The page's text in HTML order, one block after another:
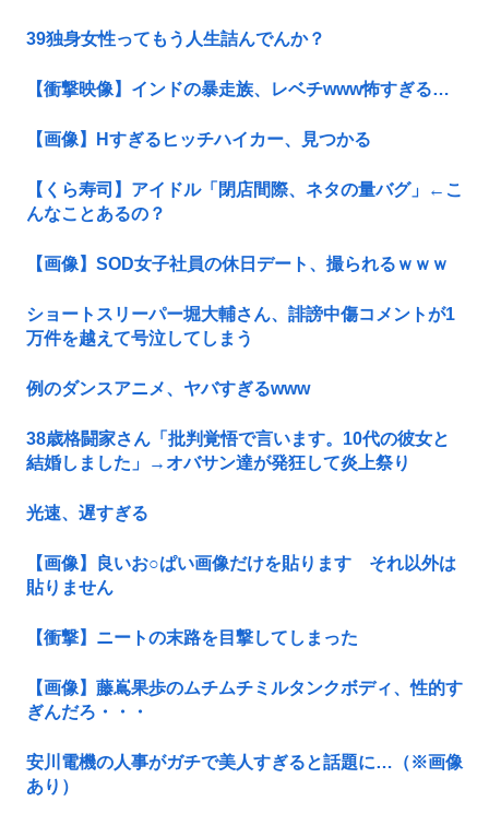
39独身女性ってもう人生詰んでんか？
【衝撃映像】インドの暴走族、レベチwww怖すぎる…
【画像】Hすぎるヒッチハイカー、見つかる
【くら寿司】アイドル「閉店間際、ネタの量バグ」←こ
んなことあるの？
【画像】SOD女子社員の休日デート、撮られるｗｗｗ
ショートスリーパー堀大輔さん、誹謗中傷コメントが1
万件を越えて号泣してしまう
例のダンスアニメ、ヤバすぎるwww
38歳格闘家さん「批判覚悟で言います。10代の彼女と
結婚しました」→オバサン達が発狂して炎上祭り
光速、遅すぎる
【画像】良いお○ぱい画像だけを貼ります それ以外は
貼りません
【衝撃】ニートの末路を目撃してしまった
【画像】藤嶌果歩のムチムチミルタンクボディ、性的す
ぎんだろ・・・
安川電機の人事がガチで美人すぎると話題に…（※画像
あり）